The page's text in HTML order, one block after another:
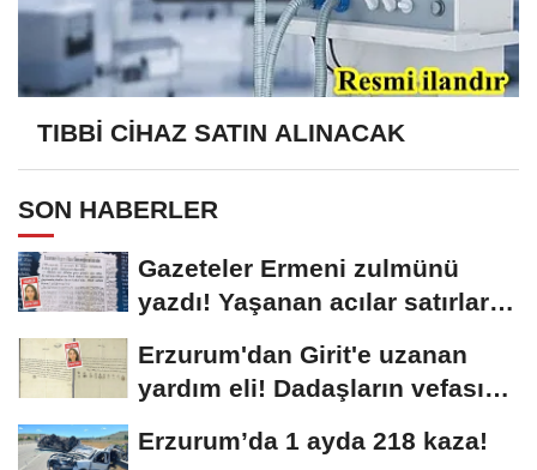
TIBBİ CİHAZ SATIN ALINACAK
SON HABERLER
Gazeteler Ermeni zulmünü
yazdı! Yaşanan acılar satırlara
Erzurum'dan Girit'e uzanan
yardım eli! Dadaşların vefası
Erzurum’da 1 ayda 218 kaza!